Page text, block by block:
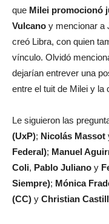
que Milei promocionó
Vulcano y mencionar a
creó Libra, con quien
vínculo. Olvidó
dejarían entrever una
entre el tuit de Milei y la
Le siguieron las
(UxP); Nicolás Massot
Federal); Manuel
Coli, Pablo Juliano y
Siempre); Mónica
(CC) y Christian